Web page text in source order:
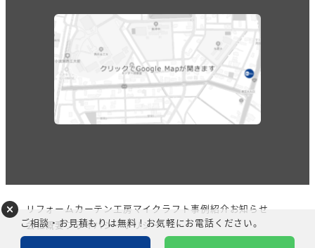
リフォームカーテン工房マイクラフト事例紹介お知らせ
会社概要プライバシーポリシー
ご相談・お見積もりは無料！お気軽にお電話ください。